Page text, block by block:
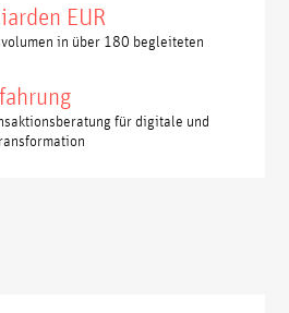
EUR
in über 180 begleiteten
für digitale und